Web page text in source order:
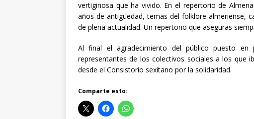
vertiginosa que ha vivido. En el repertorio de
años de antigüedad, temas del folklore almeriense,
de plena actualidad. Un repertorio que aseguras
Al final el agradecimiento del público puesto
representantes de los colectivos sociales a los que
desde el Consistorio sexitano por la solidaridad.
Comparte esto: